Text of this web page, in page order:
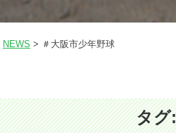
NEWS > ＃大阪市少年野球
タグ